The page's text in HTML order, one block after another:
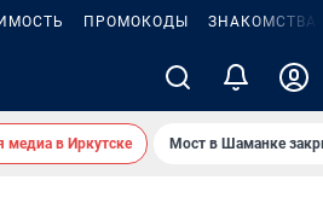
ПРОМОКОДЫ ЗНАКОМСТВА
медиа в Иркутске Мост в Шаманке